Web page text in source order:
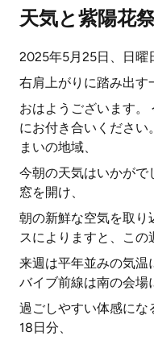
天気と紫陽花
2025年5月25日、日曜
右肩上がりに踏み出す
おはようございます。
にお付き合いください
まいの地域、
今朝の天気はいかがで
窓を開け、
朝の新鮮な空気を取り
スによりますと、この
来週は平年並みの気温
バイブ前線は南の会場
過ごしやすい体感にな
18日分、